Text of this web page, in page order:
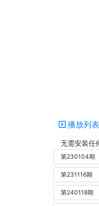
播放列表
无需安装任
第230104期
第231116期
第240118期